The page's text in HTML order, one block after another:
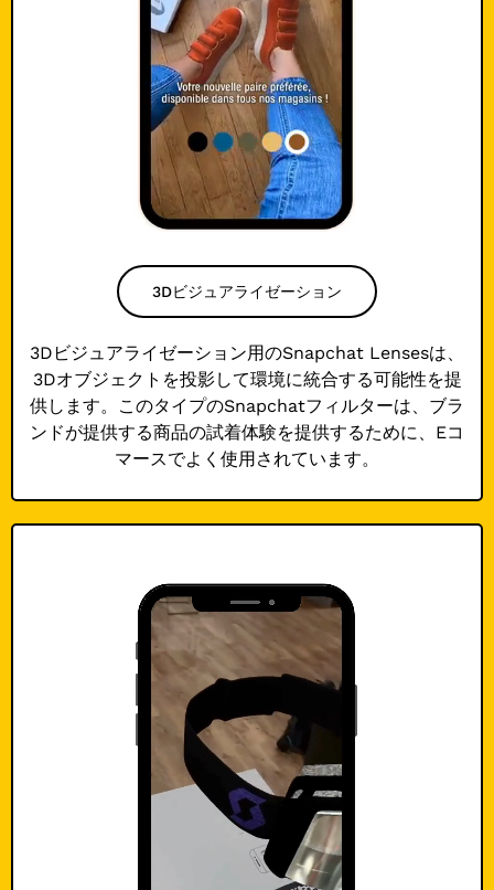
3Dビジュアライゼーション
3Dビジュアライゼーション用のSnapchat Lensesは、
3Dオブジェクトを投影して環境に統合する可能性を提
供します。このタイプのSnapchatフィルターは、ブラ
ンドが提供する商品の試着体験を提供するために、Eコ
マースでよく使用されています。